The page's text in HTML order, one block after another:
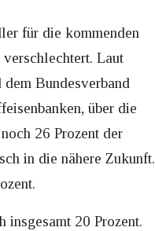
für die kommenden
Laut
Bundesverband
über die
26 Prozent der
in die nähere Zukunft.
insgesamt 20 Prozent.